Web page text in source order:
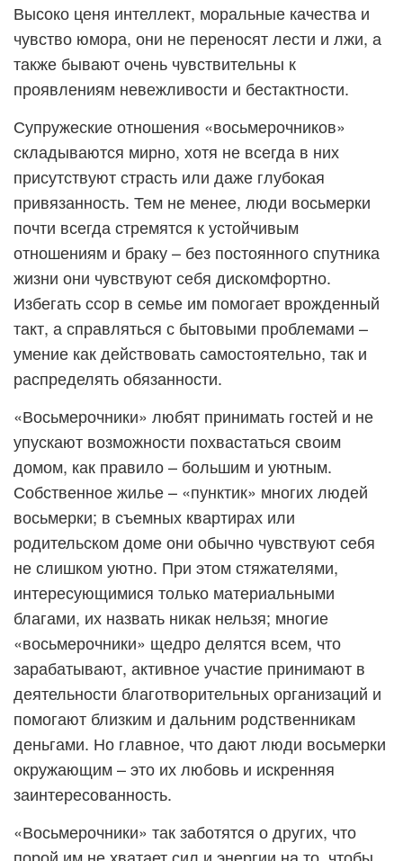
Высоко ценя интеллект, моральные качества и
чувство юмора, они не переносят лести и лжи, а
также бывают очень чувствительны к
проявлениям невежливости и бестактности.
Супружеские отношения «восьмерочников»
складываются мирно, хотя не всегда в них
присутствуют страсть или даже глубокая
привязанность. Тем не менее, люди восьмерки
почти всегда стремятся к устойчивым
отношениям и браку – без постоянного спутника
жизни они чувствуют себя дискомфортно.
Избегать ссор в семье им помогает врожденный
такт, а справляться с бытовыми проблемами –
умение как действовать самостоятельно, так и
распределять обязанности.
«Восьмерочники» любят принимать гостей и не
упускают возможности похвастаться своим
домом, как правило – большим и уютным.
Собственное жилье – «пунктик» многих людей
восьмерки; в съемных квартирах или
родительском доме они обычно чувствуют себя
не слишком уютно. При этом стяжателями,
интересующимися только материальными
благами, их назвать никак нельзя; многие
«восьмерочники» щедро делятся всем, что
зарабатывают, активное участие принимают в
деятельности благотворительных организаций и
помогают близким и дальним родственникам
деньгами. Но главное, что дают люди восьмерки
окружающим – это их любовь и искренняя
заинтересованность.
«Восьмерочники» так заботятся о других, что